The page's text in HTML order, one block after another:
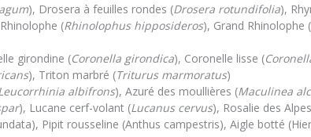
), Drosera à feuilles rondes (Drosera rotundifolia),
(Rhinolophus hipposideros), Grand Rhinolophe (
girondine (Coronella girondica), Coronelle lisse (
), Triton marbré (Triturus marmoratus)
albifrons), Azuré des moullières (Maculinea
), Lucane cerf-volant (Lucanus cervus), Rosalie des
Pipit rousseline (Anthus campestris), Aigle botté